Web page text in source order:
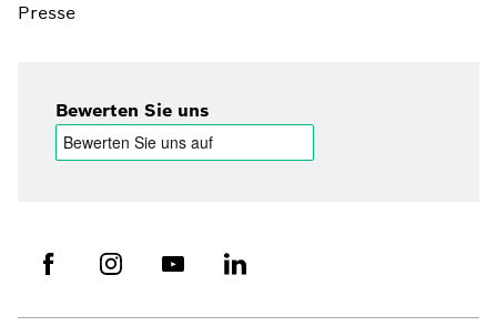
Presse
Bewerten Sie uns